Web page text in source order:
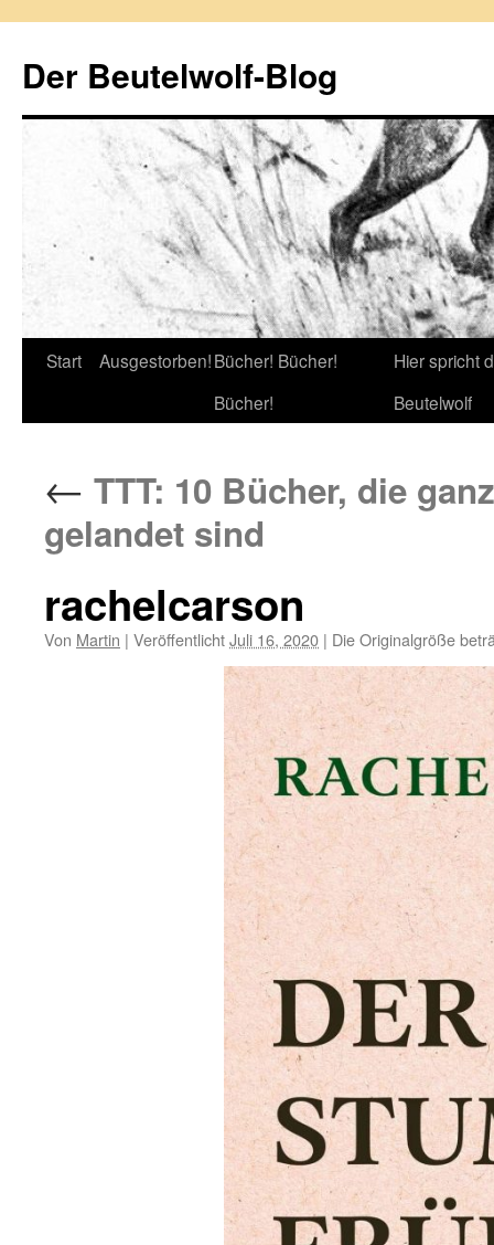
springen
Der Beutelwolf-Blog
Start Ausgestorben!Bücher! Bücher!
Bücher!
Hier spricht
Beutelwolf
← TTT: 10 Bücher, die
gelandet sind
rachelcarson
Von Martin | VeröffentlichtJuli 16, 2020 | Die Originalgröße